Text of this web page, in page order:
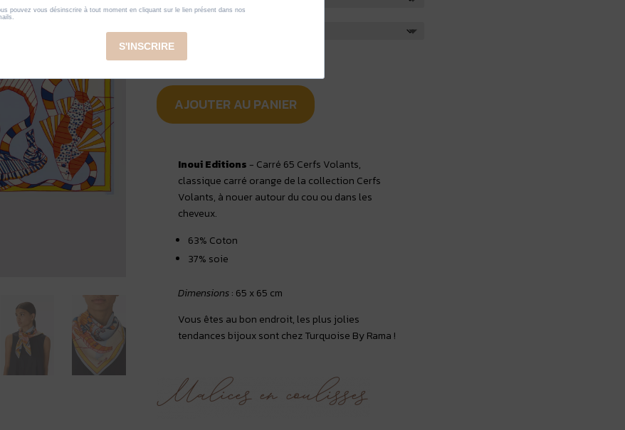
couleur
AJOUTER AU PANIER
Inoui Editions - Carré 65 Cerfs Volants,
classique carré orange de la collection Cerfs
Volants, à nouer autour du cou ou dans les
cheveux.
63% Coton
37% soie
Dimensions: 65 x 65 cm
Vous êtes au bon endroit, les plus jolies
tendances bijoux sont chez Turquoise By Rama !